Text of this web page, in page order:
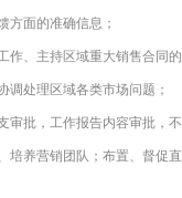
方面的准确信息；
、主持区域重大销售合同
调处理区域各类市场问题；
批，工作报告内容审批，
养营销团队；布置、督促